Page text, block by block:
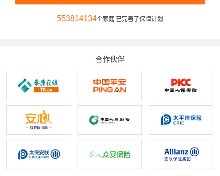
553814136个家庭 已完善了保障计划
合作伙伴